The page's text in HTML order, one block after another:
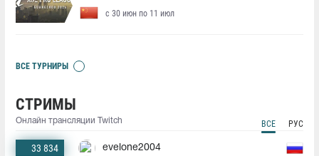
с 30 июн по 11 июл
ВСЕ ТУРНИРЫ
СТРИМЫ
Онлайн трансляции Twitch ВСЕ РУС
33 834 evelone2004